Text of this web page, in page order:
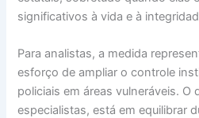
significativos à vida e à
Para analistas, a medida
esforço de ampliar o controle
policiais em áreas vulneráveis. O
especialistas, está em equilibrar